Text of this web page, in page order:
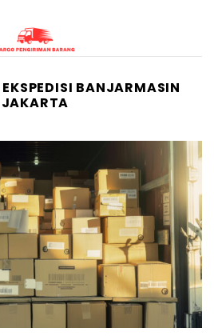
EKSPEDISI BANJARMASIN
JAKARTA